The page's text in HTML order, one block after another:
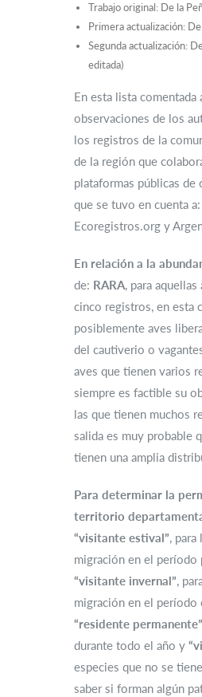
Trabajo original: De la
Primera actualización:
Segunda actualización:
editada)
En esta lista comentada
observaciones de los
los registros de la
de la región que
plataformas públicas de
que se tuvo en cuenta
Ecoregistros.org y
En relación a la
de: RARA, para
cinco registros, en esta
posiblemente aves
del cautiverio o
aves que tienen varios
siempre es factible su
las que tienen muchos
salida es muy probable
tienen una amplia
Para determinar la
territorio
“visitante estival”, para
migración en el período
“visitante invernal”,
migración en el
“residente permanente”
durante todo el año y
especies que no se
saber si forman algún